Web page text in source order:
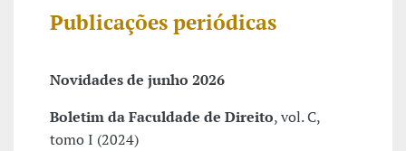
Publicações periódicas
Novidades de junho 2026
Boletim da Faculdade de Direito, vol. C,
tomo I (2024)